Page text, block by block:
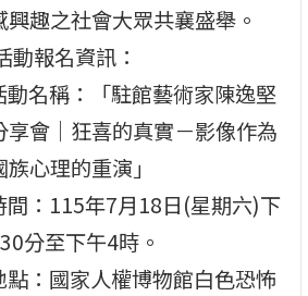
興趣之社會大眾共襄盛舉。
動報名資訊：
動名稱：「駐館藝術家陳逸堅
享會｜狂喜的真實－影像作為
心理的重演」
間：115年7月18日(星期六)下
分至下午4時。
點：國家人權博物館白色恐怖